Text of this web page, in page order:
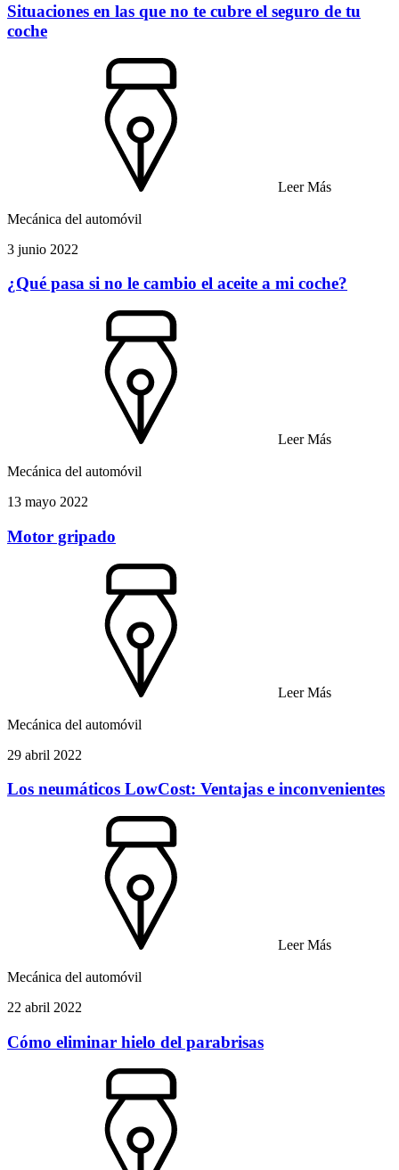
Situaciones en las que no te cubre el seguro de tu
coche
Leer Más
Mecánica del automóvil
3 junio 2022
¿Qué pasa si no le cambio el aceite a mi coche?
Leer Más
Mecánica del automóvil
13 mayo 2022
Motor gripado
Leer Más
Mecánica del automóvil
29 abril 2022
Los neumáticos LowCost: Ventajas e inconvenientes
Leer Más
Mecánica del automóvil
22 abril 2022
Cómo eliminar hielo del parabrisas